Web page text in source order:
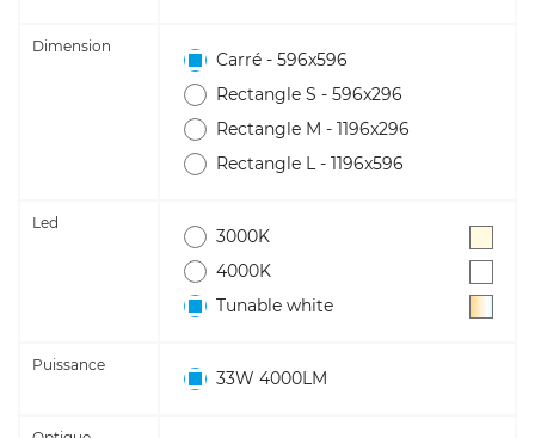
Dimension
Carré - 596x596
Rectangle S - 596x296
Rectangle M - 1196x296
Rectangle L - 1196x596
Led
3000K
4000K
Tunable white
Puissance
33W 4000LM